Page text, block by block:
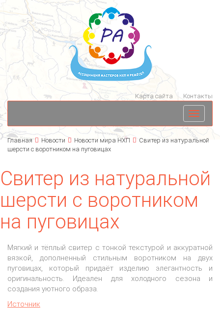
Карта сайта Контакты
Toggle
Главная Новости Новости мира НХП
Свитер из натуральной
шерсти с воротником на пуговицах
Свитер из натуральной
шерсти с воротником
на пуговицах
Мягкий и тёплый свитер с тонкой текстурой и аккуратной
вязкой, дополненный стильным воротником на двух
пуговицах, который придаёт изделию элегантность и
оригинальность. Идеален для холодного сезона и
создания уютного образа.
Источник